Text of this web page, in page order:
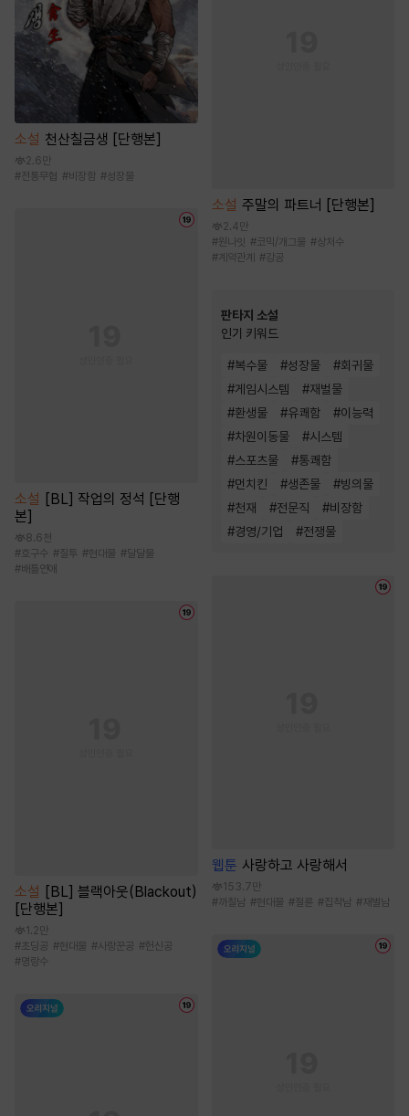
소설 천산칠금생 [단행본]
2.6만
#전통무협 #비장함 #성장물
소설 [BL] 작업의 정석 [단행
본]
8.6천
#호구수 #질투 #현대물 #달달물
#배틀연애
소설 [BL] 블랙아웃(Blackout)
[단행본]
1.2만
#초딩공 #현대물 #사랑꾼공 #헌신공
#명랑수
소설 주말의 파트너 [단행본]
2.4만
#원나잇 #코믹/개그물 #상처수
#계약관계 #강공
판타지 소설
인기 키워드
#복수물 #성장물 #회귀물
#게임시스템 #재벌물
#환생물 #유쾌함 #이능력
#차원이동물 #시스템
#스포츠물 #통쾌함
#먼치킨 #생존물 #빙의물
#천재 #전문직 #비장함
#경영/기업 #전쟁물
웹툰 사랑하고 사랑해서
153.7만
#까칠남 #현대물 #절륜 #집착남 #재벌남